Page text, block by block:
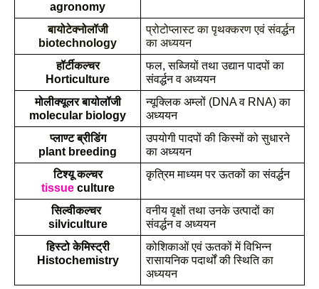
agronomy
बायोटेक्नोलॉजी
biotechnology
प्रोटोप्लास्ट का पृथक्करण एवं संवर्द्धन
का अध्ययन
हॉर्टीकल्चर
Horticulture
फल, सब्जियों तथा उद्यान पादपों का
संवर्द्धन व अध्ययन
मोलीक्यूलर बायोलॉजी
molecular biology
न्यूक्लिक अम्लों (DNA व RNA) का
अध्ययन
प्लाण्ट ब्रीडिंग
plant breeding
उपयोगी पादपों की किस्मों को सुधारने
का अध्ययन
टिश्यू कल्चर
tissue culture
कृत्रिम माध्यम पर ऊतकों का संवर्द्धन
सिल्वीकल्चर
silviculture
वनीय वृक्षों तथा उनके उत्पादों का
संवर्द्धन व अध्ययन
हिस्टो केमिस्ट्री
Histochemistry
कोशिकाओं एवं ऊतकों में विभिन्न
रासायनिक पदार्थों की स्थिति का
अध्ययन